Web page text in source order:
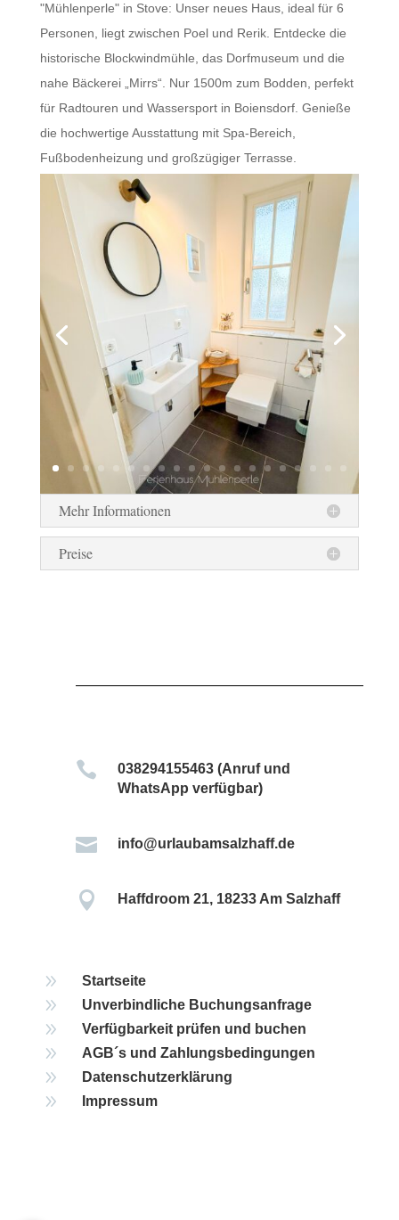
"Mühlenperle" in Stove: Unser neues Haus, ideal für 6
Personen, liegt zwischen Poel und Rerik. Entdecke die
historische Blockwindmühle, das Dorfmuseum und die
nahe Bäckerei „Mirrs“. Nur 1500m zum Bodden, perfekt
für Radtouren und Wassersport in Boiensdorf. Genieße
die hochwertige Ausstattung mit Spa-Bereich,
Fußbodenheizung und großzügiger Terrasse.
Mehr Informationen
Preise

038294155463 (Anruf und
WhatsApp verfügbar)
 info@urlaubamsalzhaff.de
 Haffdroom 21, 18233 Am Salzhaff
9 Startseite
9 Unverbindliche Buchungsanfrage
9 Verfügbarkeit prüfen und buchen
9 AGB´s und Zahlungsbedingungen
9 Datenschutzerklärung
9 Impressum